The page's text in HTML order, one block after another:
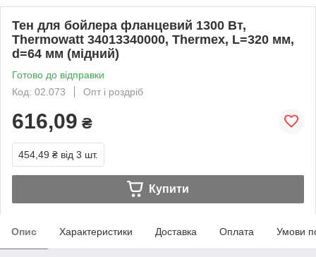
Тен для бойлера фланцевий 1300 Вт,
Thermowatt 34013340000, Thermex, L=320 мм,
d=64 мм (мідний)
Готово до відправки
Код: 02.073
Опт і роздріб
616,09 ₴
454,49 ₴ від 3 шт.
Купити
Опис Характеристики Доставка Оплата Умови